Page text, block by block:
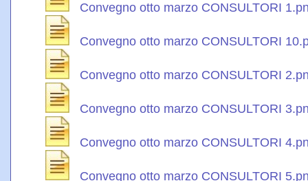
Convegno otto marzo CONSULTORI
Convegno otto marzo CONSULTORI
Convegno otto marzo CONSULTORI
Convegno otto marzo CONSULTORI
Convegno otto marzo CONSULTORI
Convegno otto marzo CONSULTORI